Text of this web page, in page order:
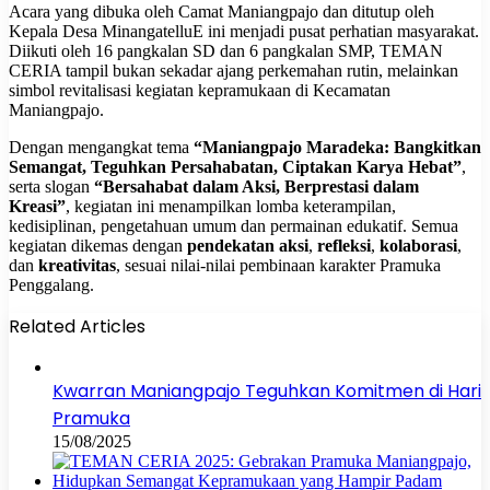
Acara yang dibuka oleh Camat Maniangpajo dan ditutup oleh
Kepala Desa MinangatelluE ini menjadi pusat perhatian masyarakat.
Diikuti oleh 16 pangkalan SD dan 6 pangkalan SMP, TEMAN
CERIA tampil bukan sekadar ajang perkemahan rutin, melainkan
simbol revitalisasi kegiatan kepramukaan di Kecamatan
Maniangpajo.
Dengan mengangkat tema “Maniangpajo Maradeka: Bangkitkan
Semangat, Teguhkan Persahabatan, Ciptakan Karya Hebat”,
serta slogan “Bersahabat dalam Aksi, Berprestasi dalam
Kreasi”, kegiatan ini menampilkan lomba keterampilan,
kedisiplinan, pengetahuan umum dan permainan edukatif. Semua
kegiatan dikemas dengan pendekatan aksi, refleksi, kolaborasi,
dan kreativitas, sesuai nilai-nilai pembinaan karakter Pramuka
Penggalang.
Related Articles
Kwarran Maniangpajo Teguhkan Komitmen di Hari
Pramuka
15/08/2025